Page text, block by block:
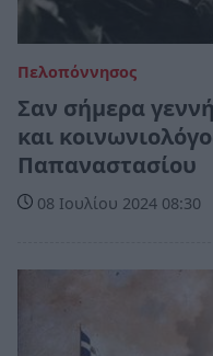
Πελοπόννησος
Σαν σήμερα
και
Παπαναστασίου
08 Ιουλίου 2024 08:30